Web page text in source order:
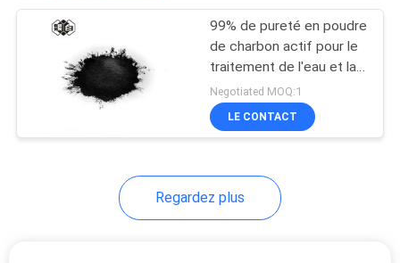
Charbon actif par
récupération
dissolvante
Charbon actif à
99% de pureté en poudre
de charbon actif pour le
traitement de l'eau et la
purification de l'air
Negotiated MOQ:1
LE CONTACT
Regardez plus